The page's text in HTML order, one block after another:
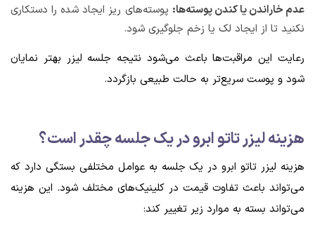
عدم خاراندن یا کندن پوسته‌ها: پوسته‌های ریز ایجاد شده را دستکاری
نکنید تا از ایجاد لک یا زخم جلوگیری شود.
رعایت این مراقبت‌ها باعث می‌شود نتیجه جلسه لیزر بهتر نمایان
شود و پوست سریع‌تر به حالت طبیعی بازگردد.
هزینه لیزر تاتو ابرو در یک جلسه چقدر است؟
هزینه لیزر تاتو ابرو در یک جلسه به عوامل مختلفی بستگی دارد که
می‌تواند باعث تفاوت قیمت در کلینیک‌های مختلف شود. این هزینه
می‌تواند بسته به موارد زیر تغییر کند: